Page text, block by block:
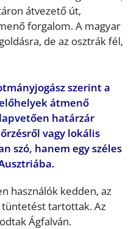
átvezető út,
forgalom. A magyar
de az osztrák fél,
szerint a
átmenő
határzár
vagy lokális
szó, hanem egy széles
használók kedden, az
tartottak. Az
Ágfalván.